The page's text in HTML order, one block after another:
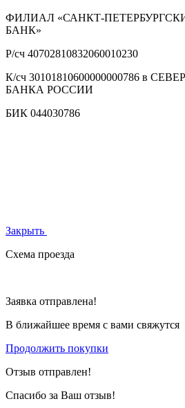
ФИЛИАЛ «САНКТ-
БАНК»
Р/сч 40702810832060010230
К/сч 30101810600000000786 в
БАНКА РОССИИ
БИК 044030786
Закрыть
Схема проезда
Заявка отправлена!
В ближайшее время с вами свяжутся
Продолжить покупки
Отзыв отправлен!
Спасибо за Ваш отзыв!